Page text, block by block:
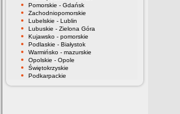
Pomorskie - Gdańsk
Zachodniopomorskie
Lubelskie - Lublin
Lubuskie - Zielona Góra
Kujawsko - pomorskie
Podlaskie - Białystok
Warmińsko - mazurskie
Opolskie - Opole
Świętokrzyskie
Podkarpackie